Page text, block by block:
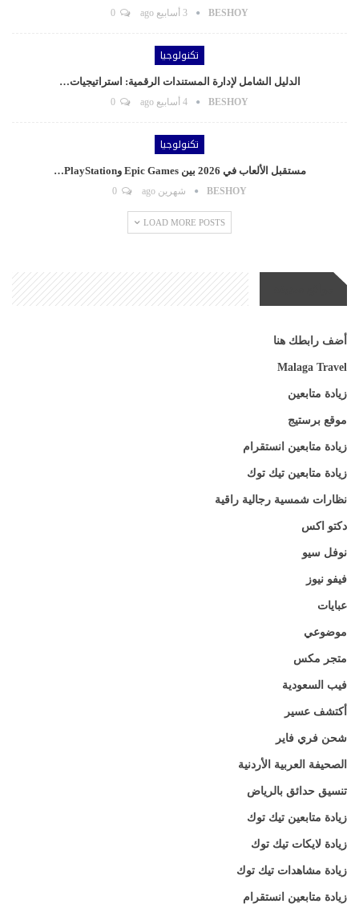
BESHOY 3 أسابيع ago
تكنولوجيا
الدليل الشامل لإدارة المستندات الرقمية: استراتيجيات…
BESHOY 4 أسابيع ago
تكنولوجيا
مستقبل الألعاب في 2026 بين Epic Games وPlayStation…
BESHOY شهرين ago
LOAD MORE POSTS
أضف رابطك هنا
Malaga Travel
زيادة متابعين
موقع برستيج
زيادة متابعين انستقرام
زيادة متابعين تيك توك
نظارات شمسية رجالية راقية
دكتو اكس
نوفل سيو
فيفو نيوز
عبايات
موضوعي
متجر مكس
فيب السعودية
أكتشف عسير
شحن فري فاير
الصحيفة العربية الأردنية
تنسيق حدائق بالرياض
زيادة متابعين تيك توك
زيادة لايكات تيك توك
زيادة مشاهدات تيك توك
زيادة متابعين انستقرام